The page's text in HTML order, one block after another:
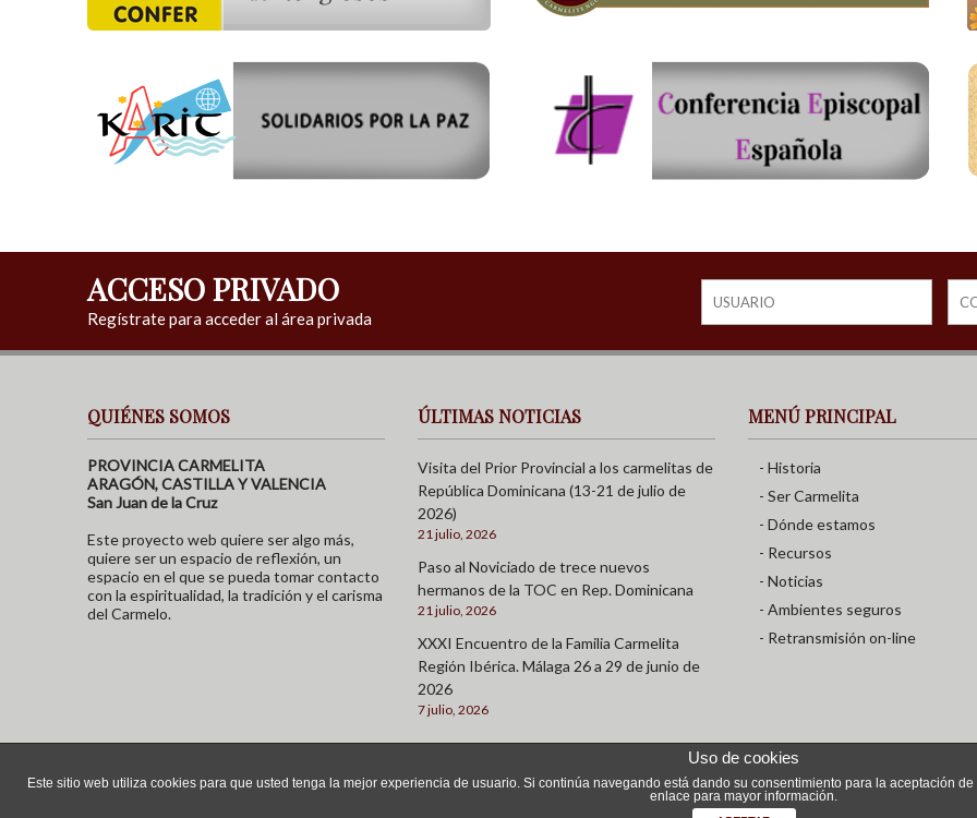
ACCESO PRIVADO
Regístrate para acceder al área privada
QUIÉNES SOMOS
PROVINCIA CARMELITA
ARAGÓN, CASTILLA Y VALENCIA
San Juan de la Cruz
Este proyecto web quiere ser algo más,
quiere ser un espacio de reflexión, un
espacio en el que se pueda tomar contacto
con la espiritualidad, la tradición y el carisma
del Carmelo.
ÚLTIMAS NOTICIAS
Visita del Prior Provincial a los carmelitas de
República Dominicana (13-21 de julio de
2026)
21 julio, 2026
Paso al Noviciado de trece nuevos
hermanos de la TOC en Rep. Dominicana
21 julio, 2026
XXXI Encuentro de la Familia Carmelita
Región Ibérica. Málaga 26 a 29 de junio de
2026
7 julio, 2026
MENÚ PRINCIPAL
- Historia
- Ser Carmelita
- Dónde estamos
- Recursos
- Noticias
- Ambientes seguros
- Retransmisión on-line
© 2026 Provincia Carmelita San Juan de la Cruz | Política de Privacidad |Cookies
Uso de cookies
Este sitio web utiliza cookies para que usted tenga la mejor experiencia de usuario. Si continúa navegando está dando su consentimiento para la aceptación
enlace para mayor información.